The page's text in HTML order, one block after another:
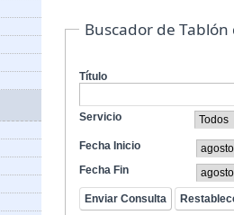
Buscador de
Título
Servicio
Fecha Inicio
Fecha Fin